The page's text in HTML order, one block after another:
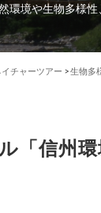
環境や生物多様
チャーツアー >生物多
「信州